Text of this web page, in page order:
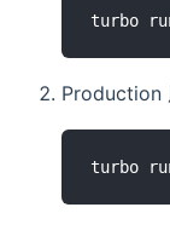
Production